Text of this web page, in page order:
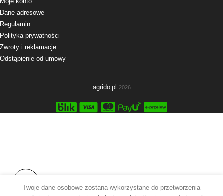
Dane adresowe
Regulamin
Polityka prywatności
Zwroty i reklamacje
Odstąpienie od umowy
agrido.pl 2026
Twoje dane osobowe zostaną wykorzystane do przetworzenia